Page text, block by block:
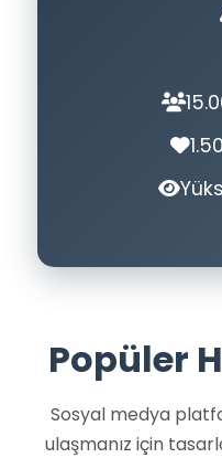
Popüler
Sosyal medya
ulaşmanız için